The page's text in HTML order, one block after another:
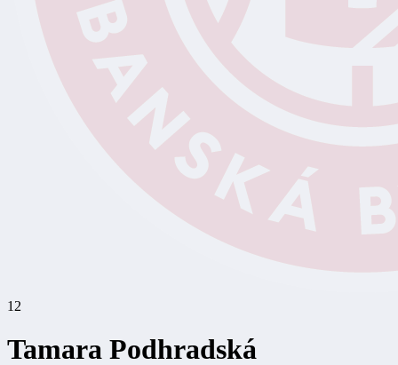
12
Tamara Podhradská